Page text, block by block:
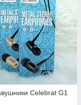
Celebrat G1